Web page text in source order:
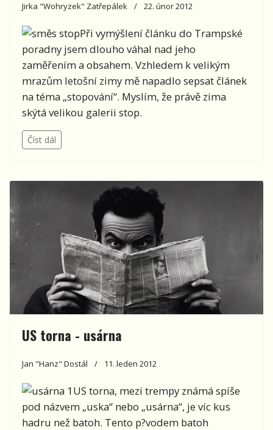
Jirka "Wohryzek" Zatřepálek 22. únor 2012
Při vymýšlení článku do Trampské
poradny jsem dlouho váhal nad jeho
zaměřením a obsahem. Vzhledem k velikým
mrazům letošní zimy mě napadlo sepsat článek
na téma „stopování“. Myslím, že právě zima
skýtá velikou galerii stop.
Číst dál
US torna - usárna
Jan "Hanz" Dostál 11. leden 2012
US torna, mezi trempy známá spíše
pod názvem „uska“ nebo „usárna“, je víc kus
hadru než batoh. Tento p?vodem batoh